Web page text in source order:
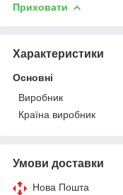
Приховати
Характеристики
Основні
Виробник
Країна виробник
Умови доставки
Нова Пошта